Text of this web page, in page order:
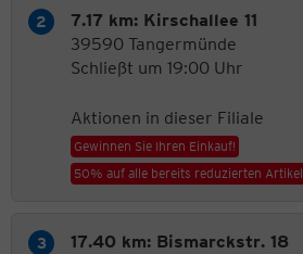
7.17 km: Kirschallee 11
39590 Tangermünde
Schließt um 19:00 Uhr
Aktionen in dieser Filiale
Gewinnen Sie Ihren Einkauf!
50% auf alle bereits reduzierten Artikel
17.40 km: Bismarckstr. 18